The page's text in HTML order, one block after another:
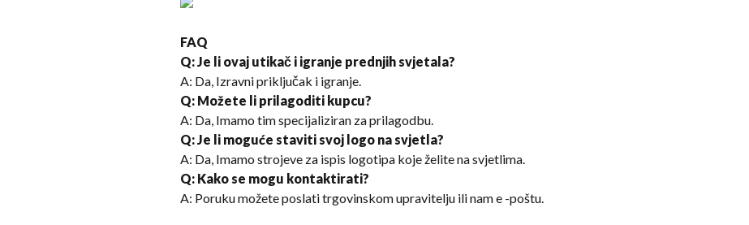
FAQ
Q: Je li ovaj utikač i igranje prednjih svjetala?
A: Da, Izravni priključak i igranje.
Q: Možete li prilagoditi kupcu?
A: Da, Imamo tim specijaliziran za prilagodbu.
Q: Je li moguće staviti svoj logo na svjetla?
A: Da, Imamo strojeve za ispis logotipa koje želite na svjetlima.
Q: Kako se mogu kontaktirati?
A: Poruku možete poslati trgovinskom upravitelju ili nam e -poštu.